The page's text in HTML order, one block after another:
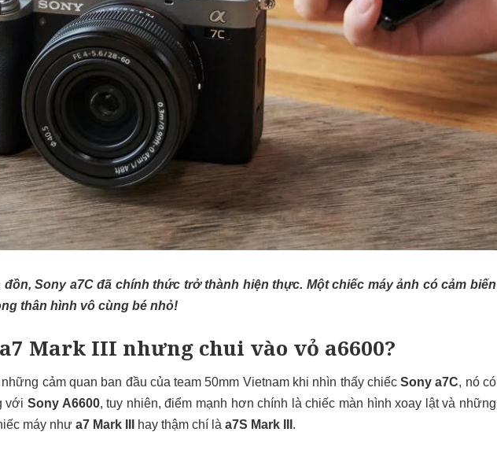
Sony a7C đã chính thức trở thành hiện thực. Một chiếc máy ảnh có cảm biến
thân hình vô cùng bé nhỏ!
a7 Mark III nhưng chui vào vỏ a6600?
cảm quan ban đầu của team 50mm Vietnam khi nhìn thấy chiếcSony a7C, nó có
với Sony A6600, tuy nhiên, điểm mạnh hơn chính là chiếc màn hình xoay lật và những
máy như a7 Mark III hay thậm chí là a7S Mark III .